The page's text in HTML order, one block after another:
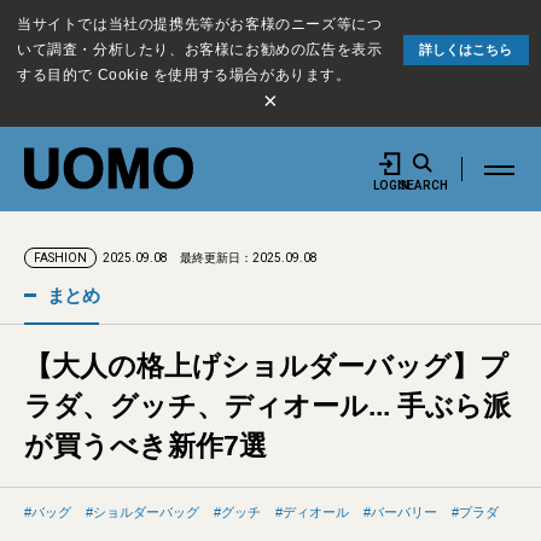
当サイトでは当社の提携先等がお客様のニーズ等につ
いて調査・分析したり、お客様にお勧めの広告を表示
する目的で Cookie を使用する場合があります。
詳しくはこちら
×
LOGINSEARCH
FASHION 2025.09.08 最終更新日：2025.09.08
まとめ
【大人の格上げショルダーバッグ】プ
ラダ、グッチ、ディオール... 手ぶら派
が買うべき新作7選
バッグ ショルダーバッグ グッチ ディオール バーバリー プラダ